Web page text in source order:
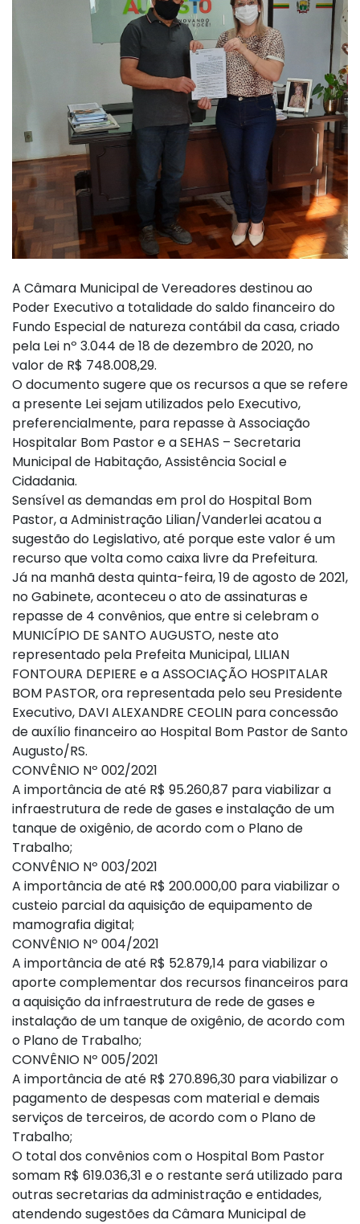
A Câmara Municipal de Vereadores destinou ao
Poder Executivo a totalidade do saldo financeiro do
Fundo Especial de natureza contábil da casa, criado
pela Lei nº 3.044 de 18 de dezembro de 2020, no
valor de R$ 748.008,29.
O documento sugere que os recursos a que se refere
a presente Lei sejam utilizados pelo Executivo,
preferencialmente, para repasse à Associação
Hospitalar Bom Pastor e a SEHAS – Secretaria
Municipal de Habitação, Assistência Social e
Cidadania.
Sensível as demandas em prol do Hospital Bom
Pastor, a Administração Lilian/Vanderlei acatou a
sugestão do Legislativo, até porque este valor é um
recurso que volta como caixa livre da Prefeitura.
Já na manhã desta quinta-feira, 19 de agosto de 2021,
no Gabinete, aconteceu o ato de assinaturas e
repasse de 4 convênios, que entre si celebram o
MUNICÍPIO DE SANTO AUGUSTO, neste ato
representado pela Prefeita Municipal, LILIAN
FONTOURA DEPIERE e a ASSOCIAÇÃO HOSPITALAR
BOM PASTOR, ora representada pelo seu Presidente
Executivo, DAVI ALEXANDRE CEOLIN para concessão
de auxílio financeiro ao Hospital Bom Pastor de Santo
Augusto/RS.
CONVÊNIO Nº 002/2021
A importância de até R$ 95.260,87 para viabilizar a
infraestrutura de rede de gases e instalação de um
tanque de oxigênio, de acordo com o Plano de
Trabalho;
CONVÊNIO Nº 003/2021
A importância de até R$ 200.000,00 para viabilizar o
custeio parcial da aquisição de equipamento de
mamografia digital;
CONVÊNIO Nº 004/2021
A importância de até R$ 52.879,14 para viabilizar o
aporte complementar dos recursos financeiros para
a aquisição da infraestrutura de rede de gases e
instalação de um tanque de oxigênio, de acordo com
o Plano de Trabalho;
CONVÊNIO Nº 005/2021
A importância de até R$ 270.896,30 para viabilizar o
pagamento de despesas com material e demais
serviços de terceiros, de acordo com o Plano de
Trabalho;
O total dos convênios com o Hospital Bom Pastor
somam R$ 619.036,31 e o restante será utilizado para
outras secretarias da administração e entidades,
atendendo sugestões da Câmara Municipal de